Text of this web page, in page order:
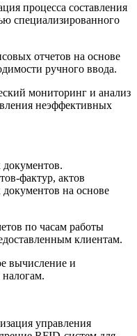
процесса составления
специализированного
отчетов на основе
ручного ввода.
мониторинг и анализ
неэффективных
фактур, актов
на основе
по часам работы
клиентам.
вычисление и
управления